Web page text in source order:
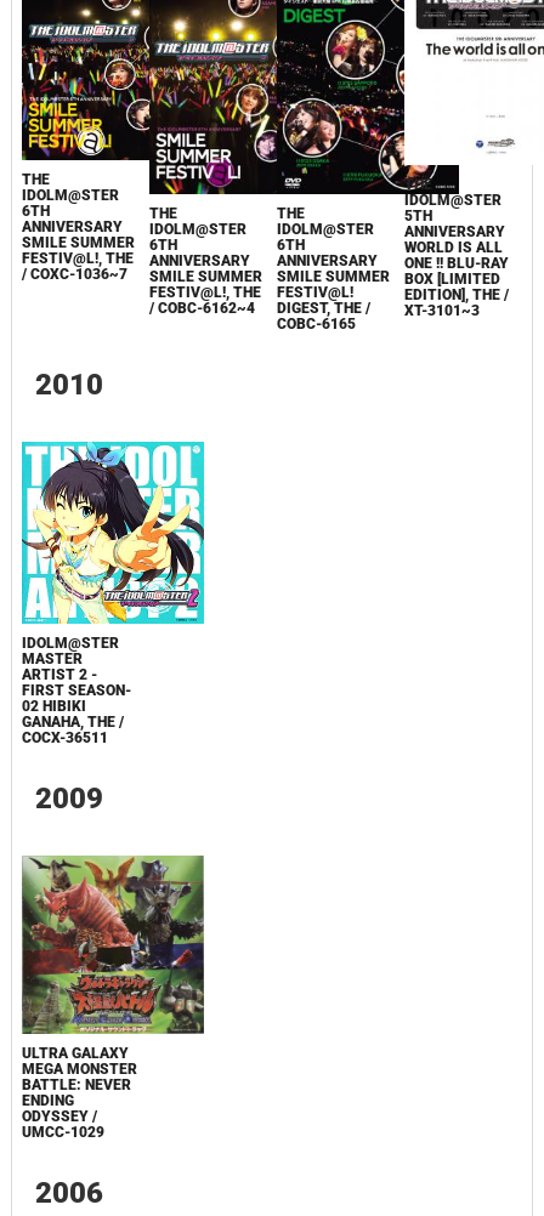
THE
IDOLM@STER
6TH
ANNIVERSARY
SMILE SUMMER
FESTIV@L!, THE
/ COXC-1036~7
THE
IDOLM@STER
6TH
ANNIVERSARY
SMILE SUMMER
FESTIV@L!, THE
/ COBC-6162~4
THE
IDOLM@STER
6TH
ANNIVERSARY
SMILE SUMMER
FESTIV@L!
DIGEST, THE /
COBC-6165
THE
IDOLM@STER
5TH
ANNIVERSARY
WORLD IS ALL
ONE !! BLU-RAY
BOX [LIMITED
EDITION], THE /
XT-3101~3
2010
IDOLM@STER
MASTER
ARTIST 2 -
FIRST SEASON-
02 HIBIKI
GANAHA, THE /
COCX-36511
2009
ULTRA GALAXY
MEGA MONSTER
BATTLE: NEVER
ENDING
ODYSSEY /
UMCC-1029
2006